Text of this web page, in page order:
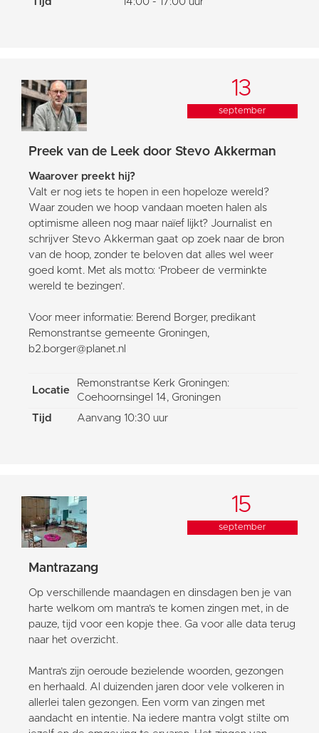
13
september
Preek van de Leek door Stevo Akkerman
Waarover preekt hij?
Valt er nog iets te hopen in een hopeloze wereld?
Waar zouden we hoop vandaan moeten halen als
optimisme alleen nog maar naïef lijkt? Journalist en
schrijver Stevo Akkerman gaat op zoek naar de bron
van de hoop, zonder te beloven dat alles wel weer
goed komt. Met als motto: ‘Probeer de verminkte
wereld te bezingen’.
Voor meer informatie: Berend Borger, predikant
Remonstrantse gemeente Groningen,
b2.borger@planet.nl
Locatie
Remonstrantse Kerk Groningen:
Coehoornsingel 14, Groningen
Tijd
Aanvang 10:30 uur
15
september
Mantrazang
Op verschillende maandagen en dinsdagen ben je van
harte welkom om mantra’s te komen zingen met, in de
pauze, tijd voor een kopje thee. Ga voor alle data terug
naar het overzicht.
Mantra’s zijn oeroude bezielende woorden, gezongen
en herhaald. Al duizenden jaren door vele volkeren in
allerlei talen gezongen. Een vorm van zingen met
aandacht en intentie. Na iedere mantra volgt stilte om